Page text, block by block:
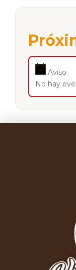
Aviso
No hay